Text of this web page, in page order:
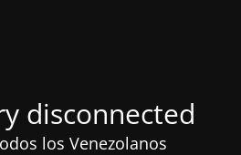
disconnected
los Venezolanos